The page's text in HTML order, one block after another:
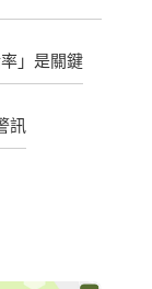
」是關鍵
訊